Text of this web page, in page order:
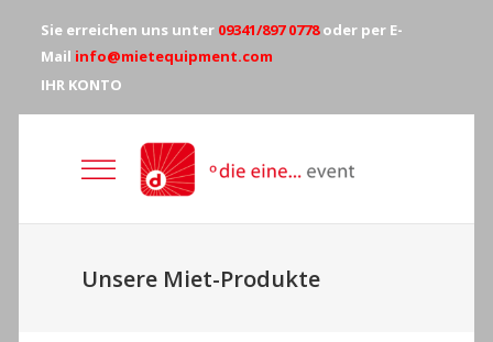
Sie erreichen uns unter 09341/897 0778oder per E-
Mail info@mietequipment.com
IHR KONTO
Unsere Miet-Produkte